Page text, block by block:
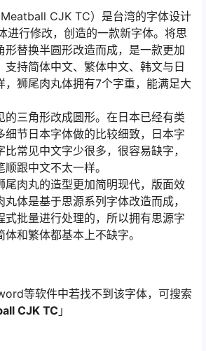
CJK TC）是台湾的字体设计
进行修改，创造的一款新字体。将思
形替换半圆形改造而成，是一款更加
支持简体中文、繁体中文、韩文与日
，狮尾肉丸体拥有7个字重，能满足大
的三角形改成圆形。在日本已经有类
细节日本字体做的比较细致，日本字
常见中文字少很多，很容易缺字，
跟中文不太一样。
尾肉丸的造型更加简明现代，版面效
体是基于思源系列字体改造而成，
式批量进行处理的，所以拥有思源字
和繁体都基本上不缺字。
等软件中若找不到该字体，可搜索
CJK TC 」